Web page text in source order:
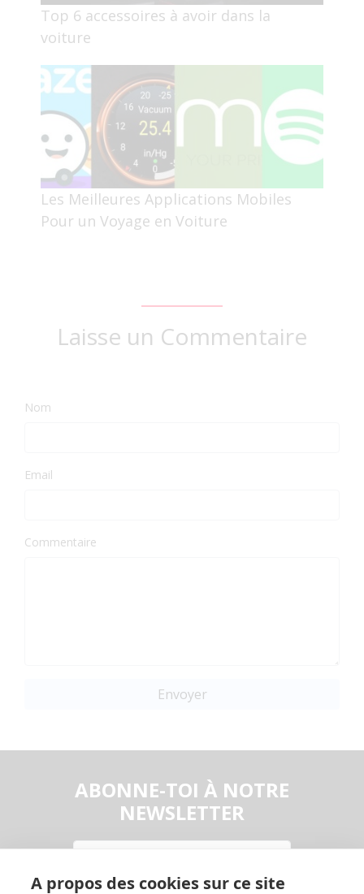
Top 6 accessoires à avoir dans la
voiture
Les Meilleures Applications Mobiles
Pour un Voyage en Voiture
Laisse un Commentaire
Nom
Email
Commentaire
Envoyer
ABONNE-TOI À NOTRE
NEWSLETTER
En continuant, vous acceptez la
A propos des cookies sur ce site